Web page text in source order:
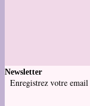
Newsletter
Enregistrez votre